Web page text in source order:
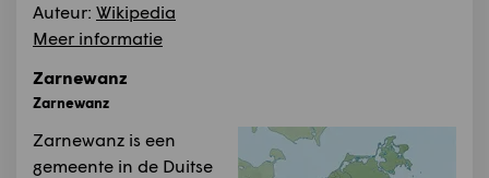
Auteur: Wikipedia
Meer informatie
Zarnewanz
Zarnewanz
Zarnewanz is een
gemeente in de Duitse